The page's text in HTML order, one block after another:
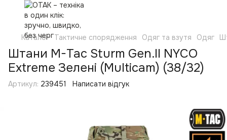
Каталог Тактичне спорядження Одяг та взутя Одяг
Штани M-Tac Sturm Gen.II NYCO
Extreme Зелені (Multicam) (38/32)
Артикул: 239451 Написати відгук